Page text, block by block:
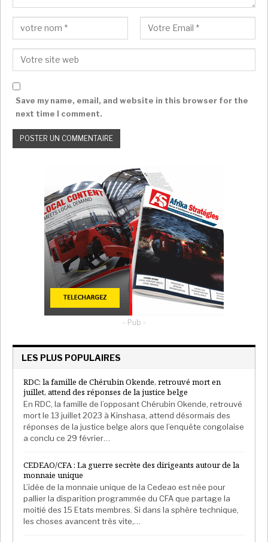
Afrika Stratégies France avec Le Monde Afrique
Save my name, email, and website in this browser for the
next time I comment.
- Pub -
LES PLUS POPULAIRES
RDC: la famille de Chérubin Okende, retrouvé mort en
juillet, attend des réponses de la justice belge
En RDC, la famille de l’opposant Chérubin Okende, retrouvé
mort le 13 juillet 2023 à Kinshasa, attend désormais des
réponses de la justice belge alors que l’enquête congolaise
a conclu ce 29 février…
CEDEAO/CFA : La guerre secrète des dirigeants autour de la
monnaie unique
L’idée de la monnaie unique de la Cedeao est née pour
pallier la disparition programmée du CFA que partage la
moitié des 15 Etats membres. Si dans la sphère technique,
les choses avancent très vite,…